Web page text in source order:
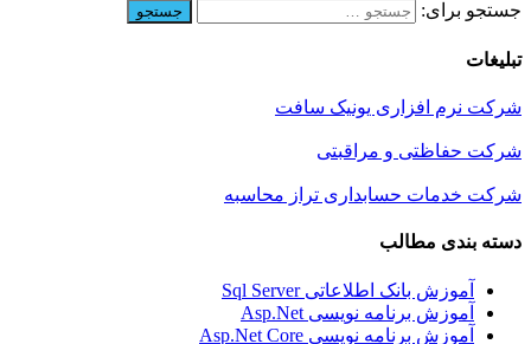
جستجو برای:
تبلیغات
شرکت نرم افزاری یونیک سافت
شرکت حفاظتی و مراقبتی
شرکت خدمات حسابداری تراز محاسبه
دسته بندی مطالب
آموزش بانک اطلاعاتی Sql Server
آموزش برنامه نویسی Asp.Net
آموزش برنامه نویسی Asp.Net Core